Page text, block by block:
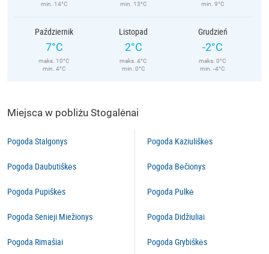
min. 14°C
min. 13°C
min. 9°C
Październik
7°C
maks. 10°C
min. 4°C
Listopad
2°C
maks. 4°C
min. 0°C
Grudzień
-2°C
maks. 0°C
min. -4°C
Miejsca w pobliżu Stogalėnai
Pogoda Stalgonys
Pogoda Daubutiškės
Pogoda Pupiškės
Pogoda Senieji Miežionys
Pogoda Rimašiai
Pogoda Kaziuliškės
Pogoda Bėčionys
Pogoda Pulkė
Pogoda Didžiuliai
Pogoda Grybiškės